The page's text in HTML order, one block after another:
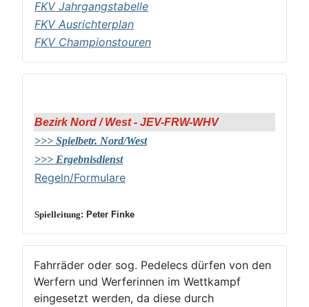
FKV Jahrgangstabelle
FKV Ausrichterplan
FKV Championstouren
Bezirk Nord / West - JEV-FRW-WHV
>>> Spielbetr. Nord/West
>>> Ergebnisdienst
Regeln/Formulare
Spielleitung: Peter Finke
Fahrräder oder sog. Pedelecs dürfen von den
Werfern und Werferinnen im Wettkampf
eingesetzt werden, da diese durch